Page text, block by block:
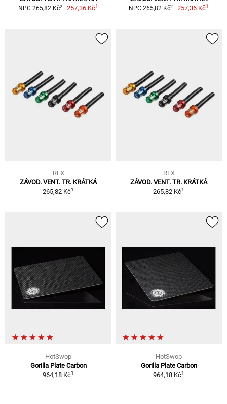
NPC 265,82 Kč2 257,36 Kč1 NPC 265,82 Kč2 257,36 Kč1
RFX
ZÁVOD. VENT. TR. KRÁTKÁ
265,82 Kč1
RFX
ZÁVOD. VENT. TR. KRÁTKÁ
265,82 Kč1
HotSwop
Gorilla Plate Carbon
964,18 Kč1
HotSwop
Gorilla Plate Carbon
964,18 Kč1